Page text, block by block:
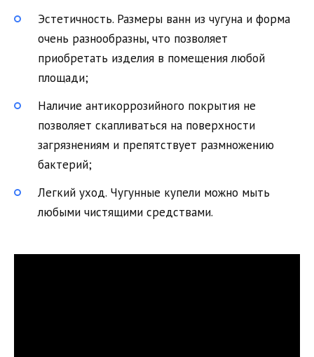
Эстетичность. Размеры ванн из чугуна и форма
очень разнообразны, что позволяет
приобретать изделия в помещения любой
площади;
Наличие антикоррозийного покрытия не
позволяет скапливаться на поверхности
загрязнениям и препятствует размножению
бактерий;
Легкий уход. Чугунные купели можно мыть
любыми чистящими средствами.